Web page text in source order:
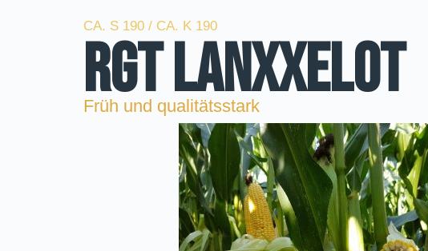
CA. S 190 / CA. K 190
RGT LANXXELOT
Früh und qualitätsstark